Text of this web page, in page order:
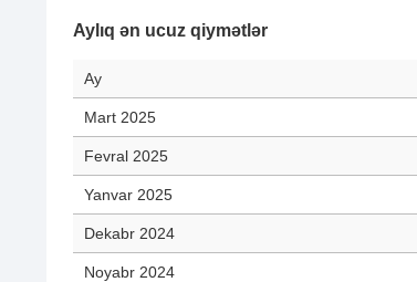
Aylıq ən ucuz qiymətlər
Ay
Mart 2025
Fevral 2025
Yanvar 2025
Dekabr 2024
Noyabr 2024